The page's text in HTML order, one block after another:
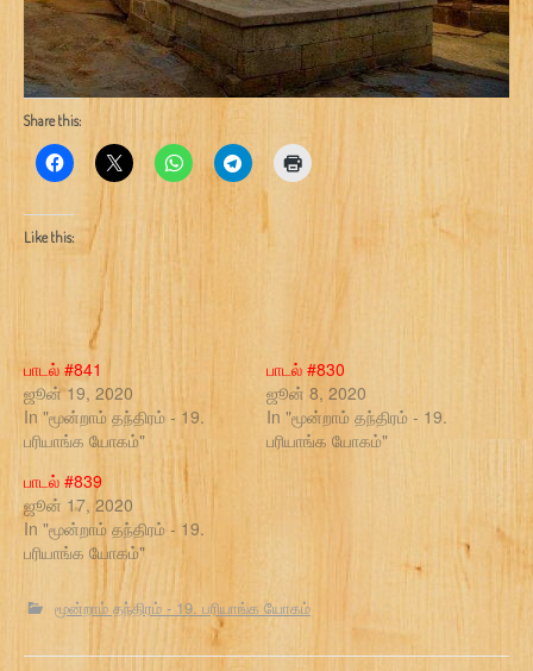
Share this:
Like this:
பாடல் #841
ஜூன் 19, 2020
In "மூன்றாம் தந்திரம் - 19.
பரியாங்க யோகம்"
பாடல் #830
ஜூன் 8, 2020
In "மூன்றாம் தந்திரம் - 19.
பரியாங்க யோகம்"
பாடல் #839
ஜூன் 17, 2020
In "மூன்றாம் தந்திரம் - 19.
பரியாங்க யோகம்"
மூன்றாம் தந்திரம் - 19. பரியாங்க யோகம்